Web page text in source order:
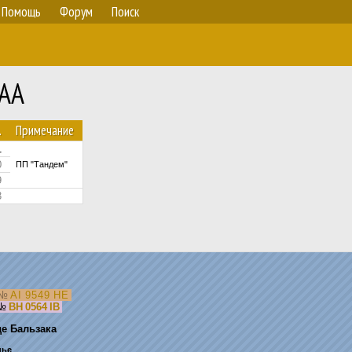
Помощь Форум Поиск
Примечание
ПП "Тандем"
AI 9549 HE
BH 0564 IB
Бальзака